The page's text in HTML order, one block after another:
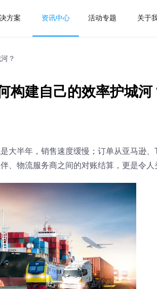
方案 资讯中心 活动专题 关于
？
构建自己的效率护城河
大半年，销售速度缓慢；订单从亚马逊、
、物流服务商之间的对账结算，更是令人